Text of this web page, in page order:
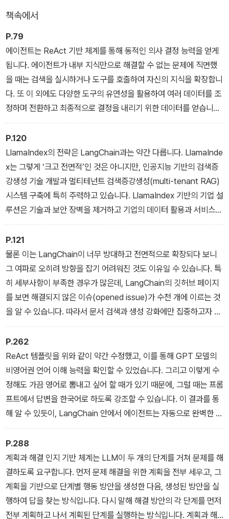
책속에서
P.79
에이전트는 ReAct 기반 체계를 통해 동적인 의사 결정 능력을 얻게
됩니다. 에이전트가 내부 지식만으로 해결할 수 없는 문제에 직면했
을 때는 검색을 실시하거나 도구를 호출하여 자신의 지식을 확장합니
다. 또 이 외에도 다양한 도구의 유연성을 활용하여 여러 데이터를 조
정하며 전환하고 최종적으로 결정을 내리기 위한 데이터를 얻습니다.
에이전트는 각 단계를 수행한 후 결과를 관찰하고, 새로운 정보를 다
음 의사 결정 과정에 반영하며, 이를 통해 뛰어난 학습 능력과 적응력
을 보여줍니다.
P.120
LlamaIndex의 전략은 LangChain과는 약간 다릅니다. LlamaInde
x는 그렇게 ‘크고 전면적’인 것은 아니지만, 인공지능 기반의 검색증
강생성 기술 개발과 멀티테넌트 검색증강생성(multi-tenant RAG)
시스템 구축에 특히 주력하고 있습니다. LlamaIndex 기반의 기업 설
루션은 기술과 보안 장벽을 제거하고 기업의 데이터 활용과 서비스
역량을 강화하는 데 중점을 둡니다. LlamaIndex의 관련 작업은 기술
개발뿐만 아니라 이러한 기술을 실제 비즈니스에 적용해 업무 효율성
과 고객 경험을 향상하는 데도 중점을 두고 있습니다.
P.121
물론 이는 LangChain이 너무 방대하고 전면적으로 확장되다 보니
그 여파로 오히려 방향을 잡기 어려워진 것도 이유일 수 있습니다. 특
히 세부사항이 부족한 경우가 많은데, LangChain의 깃허브 페이지
를 보면 해결되지 않은 이슈(opened issue)가 수천 개에 이르는 것
을 알 수 있습니다. 따라서 문서 검색과 생성 강화에만 집중하고자 한
다면 ‘작고 아름다운’ LlamaIndex를 선택하는 것이 더 나은 선택일
수도 있습니다.
P.262
ReAct 템플릿을 위와 같이 약간 수정했고, 이를 통해 GPT 모델의
비영어권 언어 이해 능력을 확인할 수 있었습니다. 그리고 이렇게 수
정해도 가끔 영어로 뽐내고 싶어 할 때가 있기 때문에, 그럴 때는 프롬
프트에서 답변을 한국어로 하도록 강조할 수 있습니다. 이 결과를 통
해 알 수 있듯이, LangChain 안에서 에이전트는 자동으로 완벽한 사
고와 행동의 흐름을 형성했으며, 그에 따라 올바른 답변을 제공했습
니다.
P.288
계획과 해결 인지 기반 체계는 LLM이 두 개의 단계를 거쳐 문제를 해
결하도록 요구합니다. 먼저 문제 해결을 위한 계획을 전부 세우고, 그
계획을 기반으로 단계별 행동 방안을 생성한 다음, 생성된 방안을 실
행하여 답을 찾는 방식입니다. 다시 말해 해결 방안의 각 단계를 먼저
전부 계획하고 나서 계획된 단계를 실행하는 방식입니다. 계획과 해